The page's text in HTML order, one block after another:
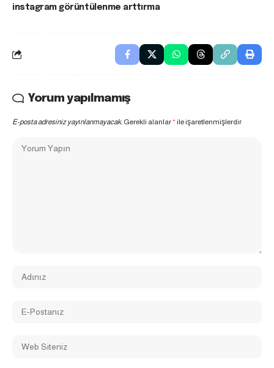
instagram görüntülenme arttırma
Yorum yapılmamış
E-posta adresiniz yayınlanmayacak. Gerekli alanlar*ile işaretlenmişlerdir